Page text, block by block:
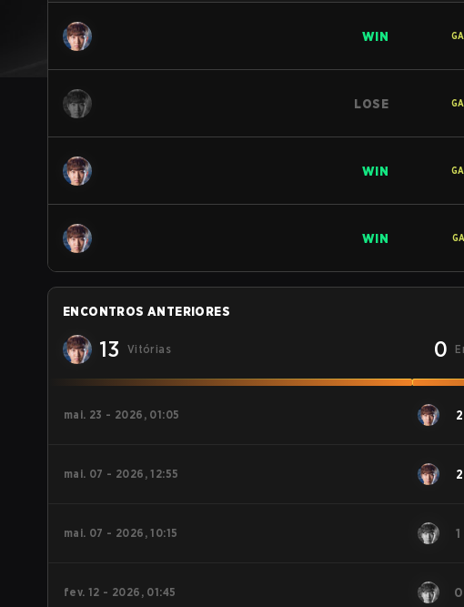
WIN
LOSE
WIN
WIN
ENCONTROS ANTERIORES
13 Vitórias 0
mai. 23 - 2026, 01:05 2
mai. 07 - 2026, 12:55 2
mai. 07 - 2026, 10:15 1
fev. 12 - 2026, 01:45 0